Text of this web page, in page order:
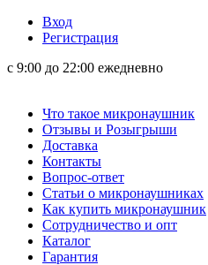
Вход
Регистрация
с 9:00 до 22:00 ежедневно
Что такое микронаушник
Отзывы и Розыгрыши
Доставка
Контакты
Вопрос-ответ
Статьи о микронаушниках
Как купить микронаушник
Сотрудничество и опт
Каталог
Гарантия